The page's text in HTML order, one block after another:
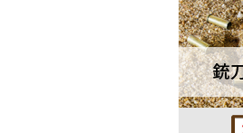
Dawson
Deejo デ
EKA エカ
Elk Ridge
ESEE エ